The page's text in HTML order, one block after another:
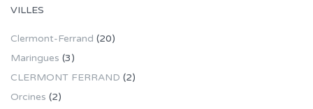
VILLES
Clermont-Ferrand (20)
Maringues (3)
CLERMONT FERRAND (2)
Orcines (2)